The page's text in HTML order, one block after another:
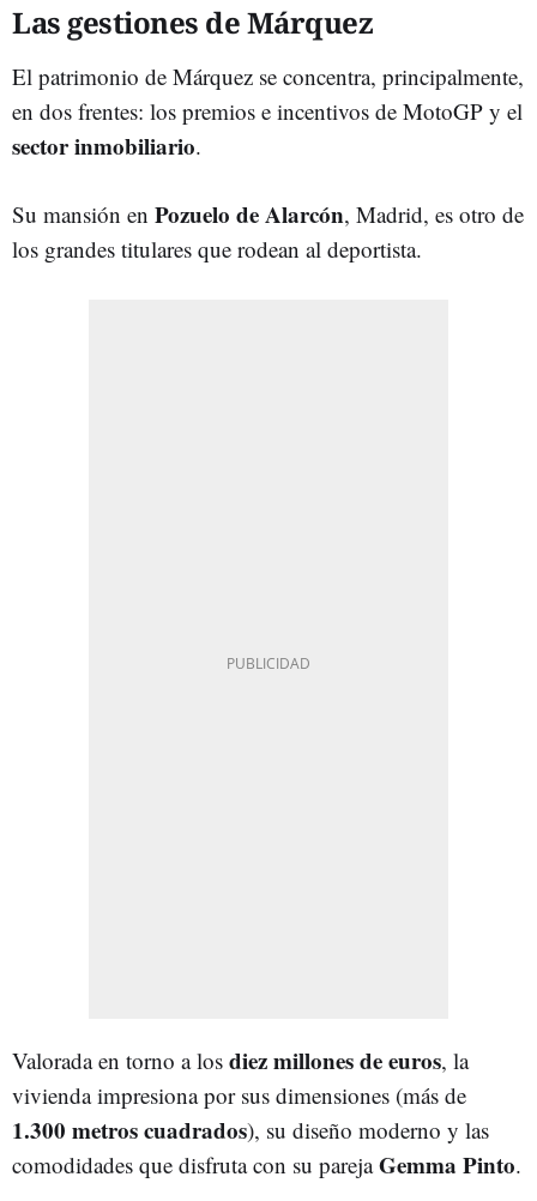
Las gestiones de Márquez
El patrimonio de Márquez se concentra, principalmente,
en dos frentes: los premios e incentivos de MotoGP y el
sector inmobiliario.
Su mansión en Pozuelo de Alarcón, Madrid, es otro de
los grandes titulares que rodean al deportista.
Valorada en torno a los diez millones de euros, la
vivienda impresiona por sus dimensiones (más de
1.300 metros cuadrados), su diseño moderno y las
comodidades que disfruta con su parejaGemma Pinto.